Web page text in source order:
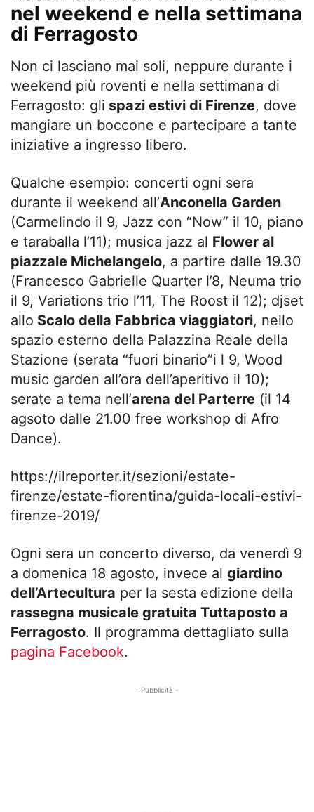
nel weekend e nella settimana
di Ferragosto
Non ci lasciano mai soli, neppure durante i
weekend più roventi e nella settimana di
Ferragosto: gli spazi estivi di Firenze, dove
mangiare un boccone e partecipare a tante
iniziative a ingresso libero.
Qualche esempio: concerti ogni sera
durante il weekend all’Anconella Garden
(Carmelindo il 9, Jazz con “Now” il 10, piano
e taraballa l’11); musica jazz al Flower al
piazzale Michelangelo, a partire dalle 19.30
(Francesco Gabrielle Quarter l’8, Neuma trio
il 9, Variations trio l’11, The Roost il 12); djset
allo Scalo della Fabbrica viaggiatori, nello
spazio esterno della Palazzina Reale della
Stazione (serata “fuori binario”i l 9, Wood
music garden all’ora dell’aperitivo il 10);
serate a tema nell’arena del Parterre (il 14
agsoto dalle 21.00 free workshop di Afro
Dance).
https://ilreporter.it/sezioni/estate-
firenze/estate-fiorentina/guida-locali-estivi-
firenze-2019/
Ogni sera un concerto diverso, da venerdì 9
a domenica 18 agosto, invece al giardino
dell’Artecultura per la sesta edizione della
rassegna musicale gratuita Tuttaposto a
Ferragosto. Il programma dettagliato sulla
pagina Facebook.
- Pubblicità -